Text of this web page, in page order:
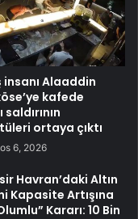
insanı Alaaddin
kafede
saldırının
ortaya çıktı
6, 2026
Havran’daki Altın
Kapasite Artışına
Kararı: 10 Bin